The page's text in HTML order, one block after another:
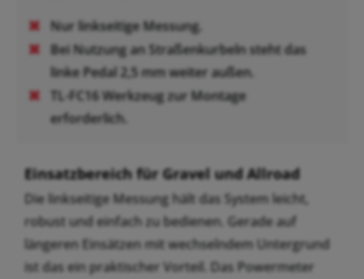
Nur linkseitige Messung.
Bei Nutzung an Straßenkurbeln steht das
linke Pedal 2,5 mm weiter außen.
TL-FC16 Werkzeug zur Montage
erforderlich.
Einsatzbereich für Gravel und Allroad
Die linkseitige Messung hält das System leicht,
robust und einfach zu bedienen. Gerade auf
längeren Einsätzen mit wechselndem Untergrund
ist das ein praktischer Vorteil. Das Powermeter